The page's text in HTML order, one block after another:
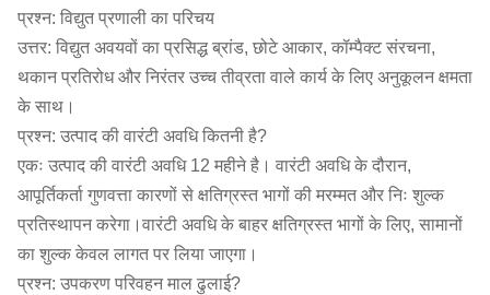
प्रश्न: विद्युत प्रणाली का परिचय
उत्तर: विद्युत अवयवों का प्रसिद्ध ब्रांड, छोटे आकार, कॉम्पैक्ट संरचना,
थकान प्रतिरोध और निरंतर उच्च तीव्रता वाले कार्य के लिए अनुकूलन क्षमता
के साथ।
प्रश्न: उत्पाद की वारंटी अवधि कितनी है?
एकः उत्पाद की वारंटी अवधि 12 महीने है। वारंटी अवधि के दौरान,
आपूर्तिकर्ता गुणवत्ता कारणों से क्षतिग्रस्त भागों की मरम्मत और निः शुल्क
प्रतिस्थापन करेगा।वारंटी अवधि के बाहर क्षतिग्रस्त भागों के लिए, सामानों
का शुल्क केवल लागत पर लिया जाएगा।
प्रश्न: उपकरण परिवहन माल ढुलाई?